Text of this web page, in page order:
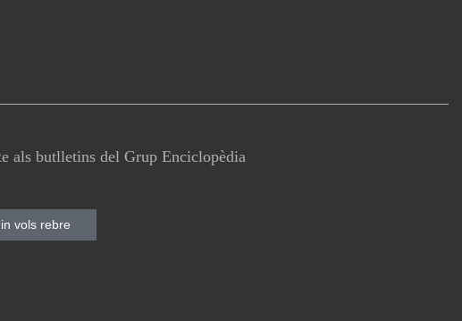
als butlletins del Grup Enciclopèdia
vols rebre